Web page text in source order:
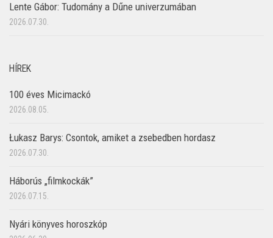
Lente Gábor: Tudomány a Dűne univerzumában
2026.07.30.
HÍREK
100 éves Micimackó
2026.08.05.
Łukasz Barys: Csontok, amiket a zsebedben hordasz
2026.07.30.
Háborús „filmkockák”
2026.07.15.
Nyári könyves horoszkóp